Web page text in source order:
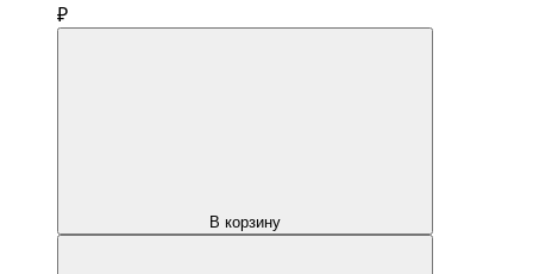
₽
В корзину